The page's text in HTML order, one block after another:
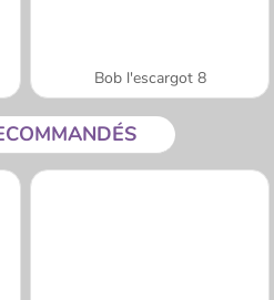
Bob l'escargot 8